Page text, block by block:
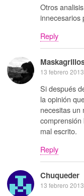
Otros
innecesarios
Reply
13 febrero 2013
Si después
la opinión
necesitas un
mal escrito.
Reply
Chuqueder
13 febrero 2013